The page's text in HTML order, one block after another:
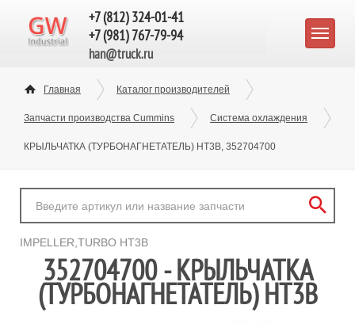
+7 (812) 324-01-41
+7 (981) 767-79-94
han@truck.ru
Главная Каталог производителей
Запчасти производства Cummins Система охлаждения
КРЫЛЬЧАТКА (ТУРБОНАГНЕТАТЕЛЬ) HT3B, 352704700
IMPELLER,TURBO HT3B
352704700 - КРЫЛЬЧАТКА
(ТУРБОНАГНЕТАТЕЛЬ) HT3B